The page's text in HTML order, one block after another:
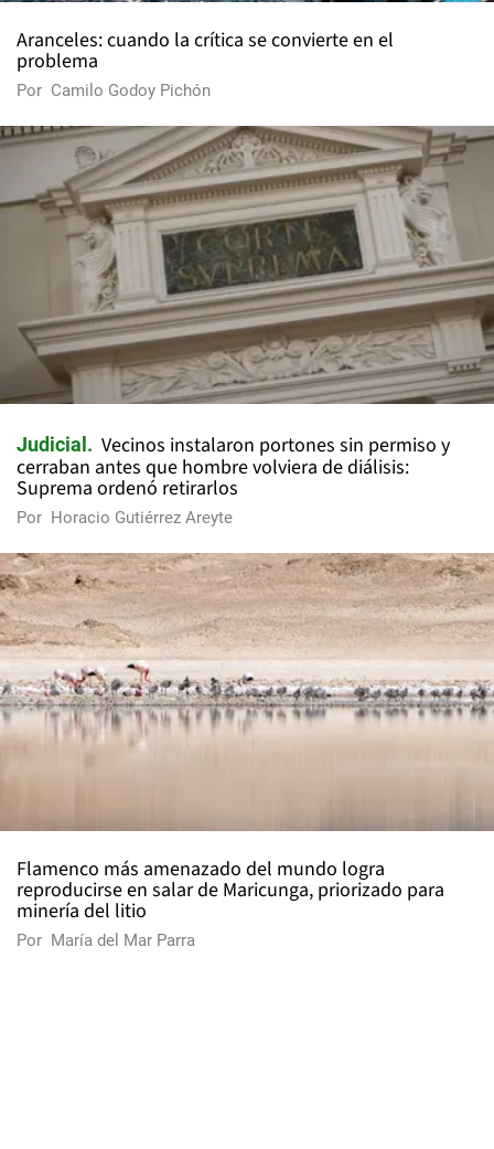
Aranceles: cuando la crítica se convierte en el
problema
Por Camilo Godoy Pichón
Judicial
Vecinos instalaron portones sin permiso y
cerraban antes que hombre volviera de diálisis:
Suprema ordenó retirarlos
Por Horacio Gutiérrez Areyte
Flamenco más amenazado del mundo logra
reproducirse en salar de Maricunga, priorizado para
minería del litio
Por María del Mar Parra